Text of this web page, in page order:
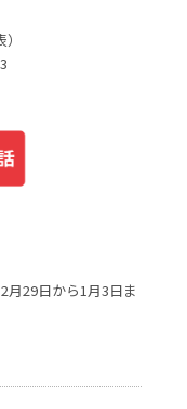
29日から1月3日ま